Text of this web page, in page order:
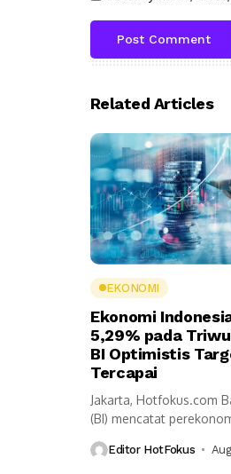
Related Articles
EKONOMI
Ekonomi
5,29% pada
BI Optimistis
Tercapai
Jakarta, Hotfokus.com
(BI) mencatat
Editor HotFokus